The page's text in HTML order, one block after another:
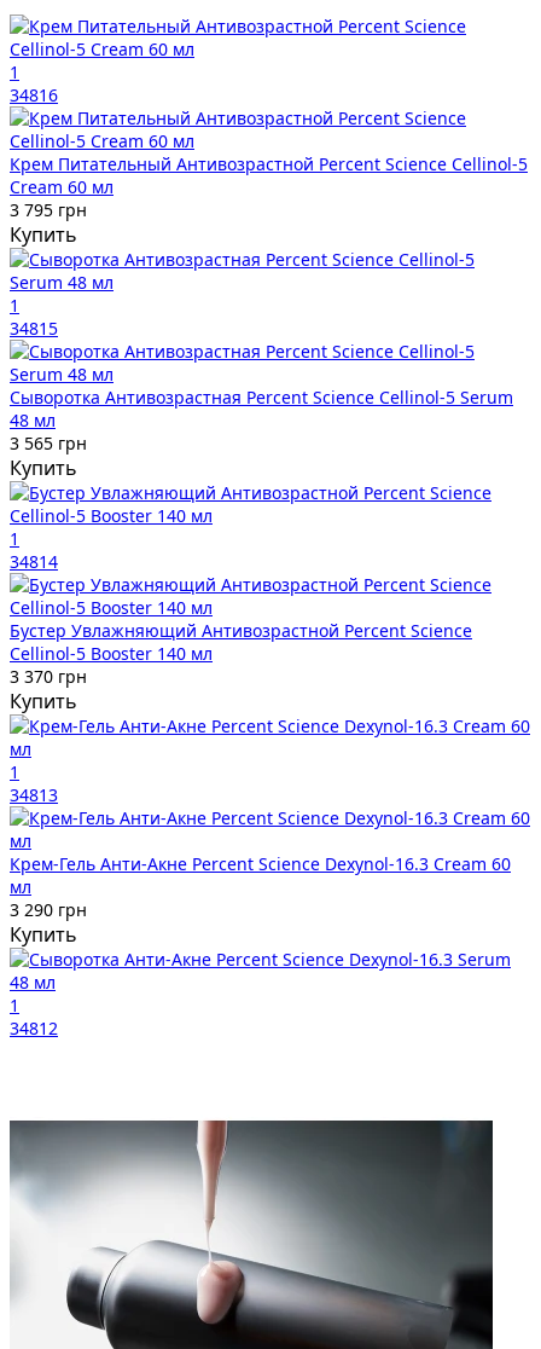
1
34816
Крем Питательный Антивозрастной Percent Science Cellinol-5
Cream 60 мл
3 795 грн
Купить
1
34815
Сыворотка Антивозрастная Percent Science Cellinol-5 Serum
48 мл
3 565 грн
Купить
1
34814
Бустер Увлажняющий Антивозрастной Percent Science
Cellinol-5 Booster 140 мл
3 370 грн
Купить
1
34813
Крем-Гель Анти-Акне Percent Science Dexynol-16.3 Cream 60
мл
3 290 грн
Купить
1
34812